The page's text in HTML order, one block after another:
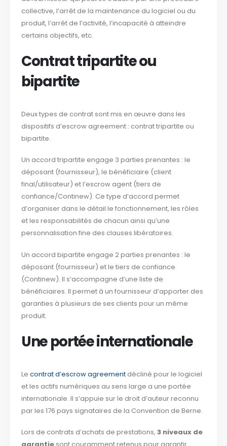
collective, l’arrêt de la maintenance du logiciel ou du
produit, l’arrêt de l’activité, l’incapacité à atteindre
certains objectifs, etc.
Contrat tripartite ou
bipartite
Deux types de contrat sont mis en œuvre dans les
dispositifs d’escrow agreement : contrat tripartite ou
bipartite.
Un accord tripartite engage 3 parties prenantes : le
déposant (fournisseur), le bénéficiaire (client
final/utilisateur) et l’escrow agent (tiers de
confiance/Continew). Ce type d’accord permet
d’organiser dans le détail le fonctionnement, les rôles
et les responsabilités de chacun ainsi qu’une
personnalisation fine des clauses libératoires.
Un accord bipartite engage 2 parties prenantes : le
déposant (fournisseur) et le tiers de confiance
(Continew). Il s’accompagne d’une liste de
bénéficiaires. Il permet à un fournisseur d’apporter des
garanties à plusieurs de ses clients pour un même
produit.
Une portée internationale
Lecontrat d’escrow agreement décliné pour le logiciel
et les actifs numériques au sens large a une portée
internationale. Il s’appuie sur le droit d’auteur reconnu
par les 176 pays signataires de la Convention de Berne.
Lors de contrats d’achats de prestations,3 niveaux de